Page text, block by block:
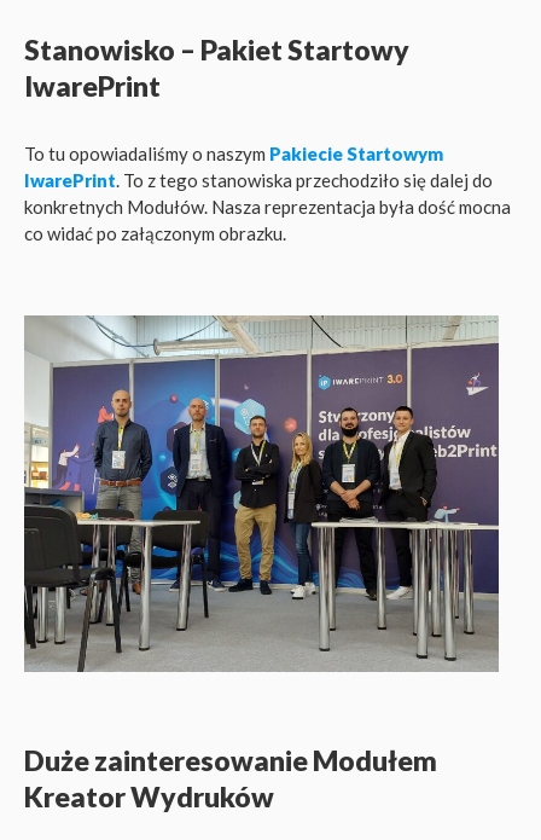
Stanowisko – Pakiet Startowy
IwarePrint
To tu opowiadaliśmy o naszym Pakiecie Startowym
IwarePrint. To z tego stanowiska przechodziło się dalej do
konkretnych Modułów. Nasza reprezentacja była dość mocna
co widać po załączonym obrazku.
Duże zainteresowanie Modułem
Kreator Wydruków